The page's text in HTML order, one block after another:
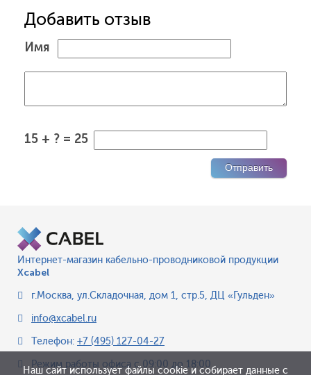
Добавить отзыв
Имя
15 + ? = 25
Интернет-магазин кабельно-проводниковой продукции
Xcabel
г.Москва, ул.Складочная, дом 1, стр.5, ДЦ «Гульден»
info@xcabel.ru
Телефон: +7 (495) 127-04-27
Режим работы офиса с 09:00 до 18:00
Наш сайт использует файлы cookie и собирает данные с